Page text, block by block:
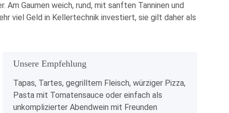
Gaumen weich, rund, mit sanften Tanninen und
viel Geld in Kellertechnik investiert, sie gilt daher als
x
Unsere Empfehlung
Tapas, Tartes, gegrilltem Fleisch, würziger Pizza,
Pasta mit Tomatensauce oder einfach als
unkomplizierter Abendwein mit Freunden